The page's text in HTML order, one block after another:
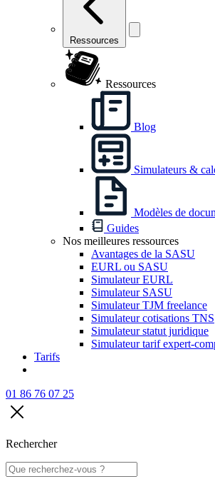
Ressources
Ressources
Blog
Simulateurs &
Modèles de
Guides
Nos meilleures ressources
Avantages de la SASU
EURL ou SASU
Simulateur EURL
Simulateur SASU
Simulateur TJM freelance
Simulateur cotisations TNS
Simulateur statut juridique
Simulateur tarif expert-
Tarifs
01 86 76 07 25
Rechercher